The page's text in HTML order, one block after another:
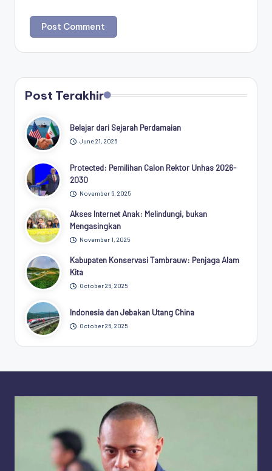
Post Terakhir
Belajar dari Sejarah Perdamaian
June 21, 2026
Protected: Pemilihan Calon Rektor Unhas 2026-
2030
November 6, 2025
Akses Internet Anak: Melindungi, bukan
Mengasingkan
November 1, 2025
Kabupaten Konservasi Tambrauw: Penjaga Alam
Kita
October 26, 2025
Indonesia dan Jebakan Utang China
October 26, 2025